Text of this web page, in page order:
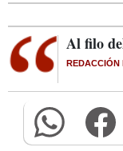
Al filo
REDACCIÓN